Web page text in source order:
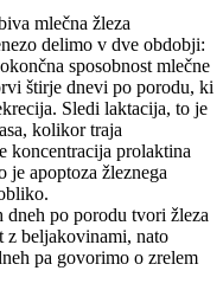
mlečna žleza
delimo v dve obdobji:
sposobnost mlečne
štirje dnevi po porodu, ki
Sledi laktacija, to je
kolikor traja
koncentracija prolaktina
je apoptoza žleznega
po porodu tvori žleza
z beljakovinami, nato
pa govorimo o zrelem